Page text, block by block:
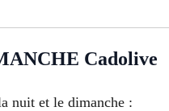
Cadolive
nuit et le dimanche :